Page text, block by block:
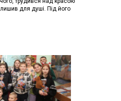
для душі. Під його